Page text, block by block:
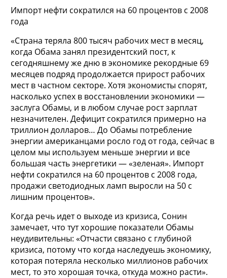
Импорт нефти сократился на 60 процентов с 2008
года
«Страна теряла 800 тысяч рабочих мест в месяц,
когда Обама занял президентский пост, к
сегодняшнему же дню в экономике рекордные 69
месяцев подряд продолжается прирост рабочих
мест в частном секторе. Хотя экономисты спорят,
насколько успех в восстановлении экономики —
заслуга Обамы, и в любом случае рост зарплат
незначителен. Дефицит сократился примерно на
триллион долларов… До Обамы потребление
энергии американцами росло год от года, сейчас в
целом мы используем меньше энергии и все
большая часть энергетики — «зеленая». Импорт
нефти сократился на 60 процентов с 2008 года,
продажи светодиодных ламп выросли на 50 с
лишним процентов».
Когда речь идет о выходе из кризиса, Сонин
замечает, что тут хорошие показатели Обамы
неудивительны: «Отчасти связано с глубиной
кризиса, потому что когда наследуешь экономику,
которая потеряла несколько миллионов рабочих
мест, то это хорошая точка, откуда можно расти».